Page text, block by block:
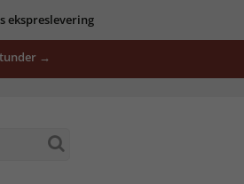
ekspreslevering
→